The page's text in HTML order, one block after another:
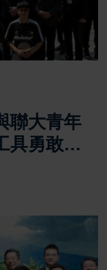
聯大青年
勇敢迎